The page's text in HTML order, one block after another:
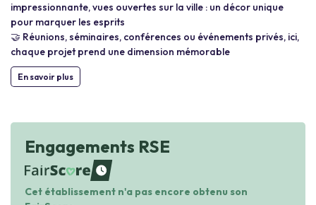
impressionnante, vues ouvertes sur la ville : un décor unique
pour marquer les esprits
🤝 Réunions, séminaires, conférences ou événements privés, ici,
chaque projet prend une dimension mémorable
En savoir plus
Engagements RSE
waiting
Cet établissement n'a pas encore obtenu son